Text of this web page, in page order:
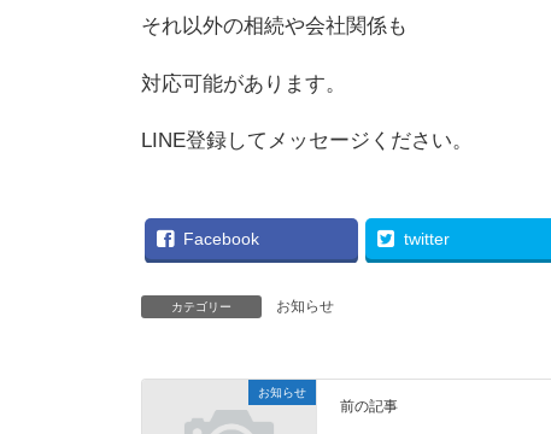
それ以外の相続や会社関係も
対応可能があります。
LINE登録してメッセージください。
Facebook twitter
カテゴリー お知らせ
お知らせ
前の記事